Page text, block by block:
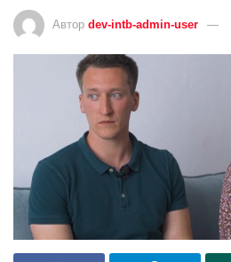
Автор dev-intb-admin-user